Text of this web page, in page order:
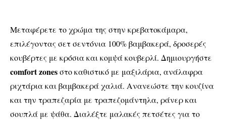
Μεταφέρετε το χρώμα της στην κρεβατοκάμαρα,
επιλέγοντας σετ σεντόνια 100% βαμβακερά, δροσερές
κουβέρτες με κρόσια και κομψά κουβερλί. Δημιουργήστε
comfort zonesστο καθιστικό με μαξιλάρια, ανάλαφρα
ριχτάρια και βαμβακερά χαλιά. Ανανεώστε την κουζίνα
και την τραπεζαρία με τραπεζομάντηλα, ράνερ και
σουπλά με ψάθα. Διαλέξτε μαλακές πετσέτες για το